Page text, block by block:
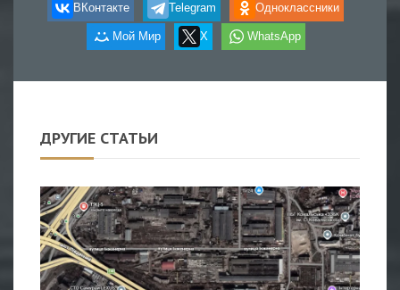
ВКонтакте Telegram Одноклассники
Мой Мир X WhatsApp
ДРУГИЕ СТАТЬИ